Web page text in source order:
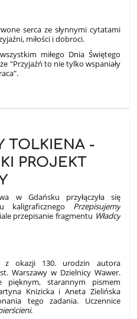
serca ze słynnymi cytatami
miłości i dobroci.
miłego Dnia Świętego
"Przyjaźń to nie tylko wspaniały
TOLKIENA -
PROJEKT
w Gdańsku przyłączyła się
kaligraficznego Przepisujemy
przepisanie fragmentu Władcy
z okazji 130. urodzin autora
Warszawy w Dzielnicy Wawer.
pięknym, starannym pismem
Knizicka i Aneta Zielińska
tego zadania. Uczennice
.